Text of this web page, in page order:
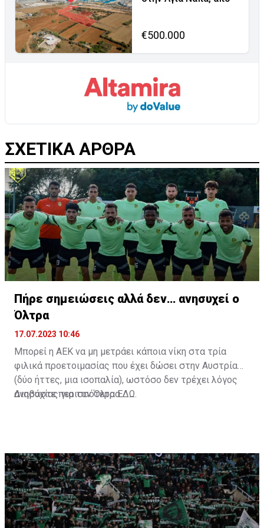
€500.000
ΣΧΕΤΙΚΑ ΑΡΘΡΑ
Πήρε σημειώσεις αλλά δεν… ανησυχεί ο
Όλτρα
17.07.2023 10:46
Μπορεί η ΑΕΚ να μη μετράει κάποια νίκη στα τρία
φιλικά προετοιμασίας που έχει δώσει στην Αυστρία
(δύο ήττες, μια ισοπαλία), ωστόσο δεν τρέχει λόγος
ανησυχίας για τον Όλτρα.
Διαβάστε περισσότεραΕΔΩ.